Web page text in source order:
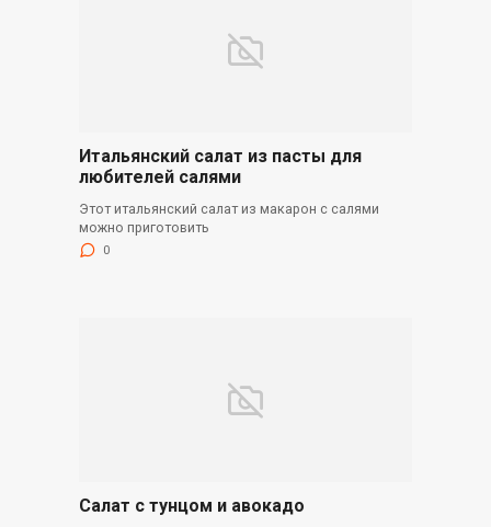
Итальянский салат из пасты для
любителей салями
Этот итальянский салат из макарон с салями
можно приготовить
0
Салат с тунцом и авокадо